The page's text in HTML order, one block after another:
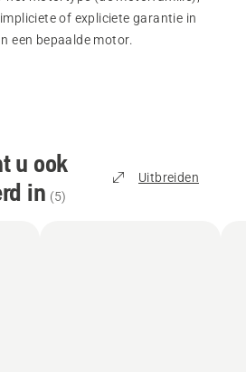
of expliciete garantie in
een bepaalde motor.
u ook
in (5)
Uitbreiden